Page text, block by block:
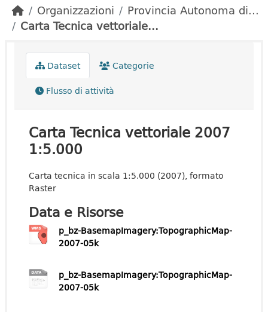
Organizzazioni
Provincia Autonoma di...
Carta Tecnica vettoriale...
Dataset
Categorie
Flusso di attività
Carta Tecnica vettoriale 2007
1:5.000
Carta tecnica in scala 1:5.000 (2007), formato
Raster
Data e Risorse
p_bz-BasemapImagery:TopographicMap-
2007-05k
p_bz-BasemapImagery:TopographicMap-
2007-05k